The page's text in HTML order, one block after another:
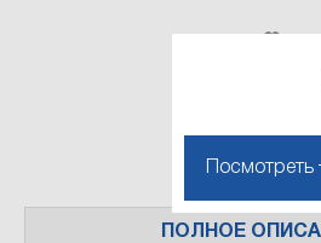
Посмотреть
Наличие на
ПОЛНОЕ